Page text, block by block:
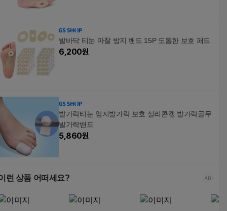
발바닥 티눈 마찰 방지 밴드 15P 도톰한 보호 패드
6,200원
발가락티눈 엄지발가락 보호 실리콘캡 발가락골무
발가락밴드
5,860원
런 상품 어떠세요?